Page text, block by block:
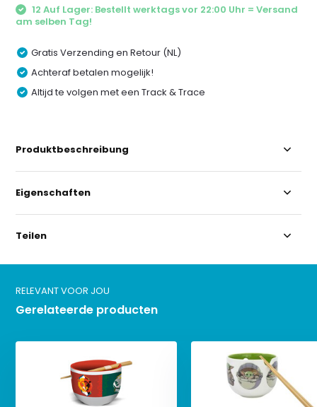
12 Auf Lager: Bestellt werktags vor 22:00 Uhr = Versand
am selben Tag!
Gratis Verzending en Retour (NL)
Achteraf betalen mogelijk!
Altijd te volgen met een Track & Trace
Produktbeschreibung
Eigenschaften
Teilen
RELEVANT VOOR JOU
Gerelateerde producten